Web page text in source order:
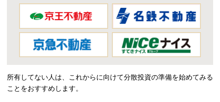
所有してない人は、これからに向けて分散投資の準備を始めてみる
ことをおすすめします。